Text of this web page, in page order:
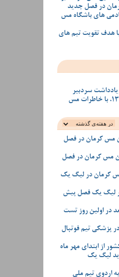
در فصل جدید
در آکادمی های باشگاه مس
هدف تقویت تیم‌ های
سردبیر
مس کرمان در فصل
مس کرمان در فصل
مس کرمان در لیگ یک
لیگ یک فصل پیش
در اولین روز تست
پزشکی تیم فوتبال
از ابتدای مهر ماه
لیگ یک
اردوی تیم ملی